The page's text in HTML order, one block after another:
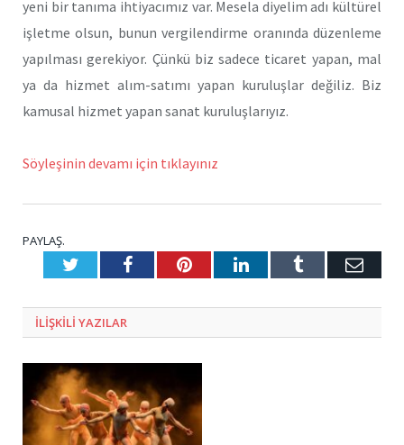
yeni bir tanıma ihtiyacımız var. Mesela diyelim adı kültürel
işletme olsun, bunun vergilendirme oranında düzenleme
yapılması gerekiyor. Çünkü biz sadece ticaret yapan, mal
ya da hizmet alım-satımı yapan kuruluşlar değiliz. Biz
kamusal hizmet yapan sanat kuruluşlarıyız.
Söyleşinin devamı için tıklayınız
PAYLAŞ.
TwitterFacebookPinterestLinkedInTumblr E-
ILIŞKILI YAZILAR